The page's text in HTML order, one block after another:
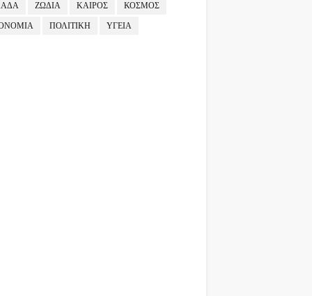
ΖΩΔΙΑ ΚΑΙΡΟΣ ΚΟΣΜΟΣ
ΠΟΛΙΤΙΚΗ ΥΓΕΙΑ